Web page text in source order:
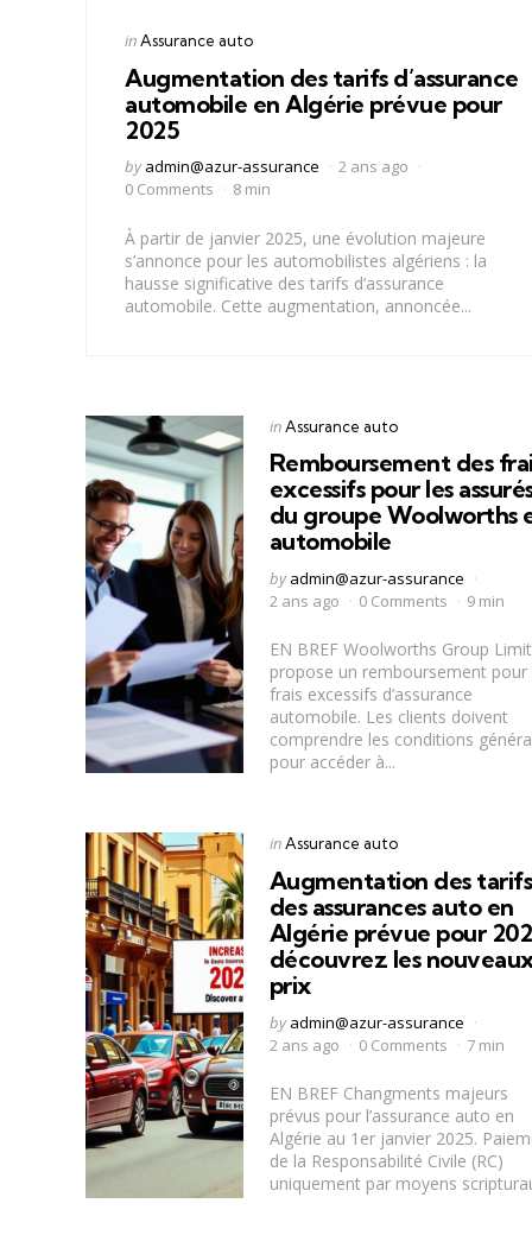
Categories
Posted
inAssurance auto
Augmentation des tarifs d’assurance
automobile en Algérie prévue pour
2025
Posted
by
by admin@azur-assurance
2 ans ago
0 Comments
8 min
À partir de janvier 2025, une évolution majeure
s’annonce pour les automobilistes algériens : la
hausse significative des tarifs d’assurance
automobile. Cette augmentation, annoncée...
Categories
Posted
in Assurance auto
Remboursement des
excessifs pour les
du groupe Woolworths
automobile
Posted
by
by admin@azur-assurance
2 ans ago
0 Comments 9 min
EN BREF Woolworths Group
propose un remboursement pour
frais excessifs d’assurance
automobile. Les clients doivent
comprendre les conditions
pour accéder à...
Categories
Posted
in Assurance auto
Augmentation des tarifs
des assurances auto en
Algérie prévue pour
découvrez les
prix
Posted
by
by admin@azur-assurance
2 ans ago
0 Comments 7 min
EN BREF Changments majeurs
prévus pour l’assurance auto en
Algérie au 1er janvier 2025.
de la Responsabilité Civile (RC)
uniquement par moyens